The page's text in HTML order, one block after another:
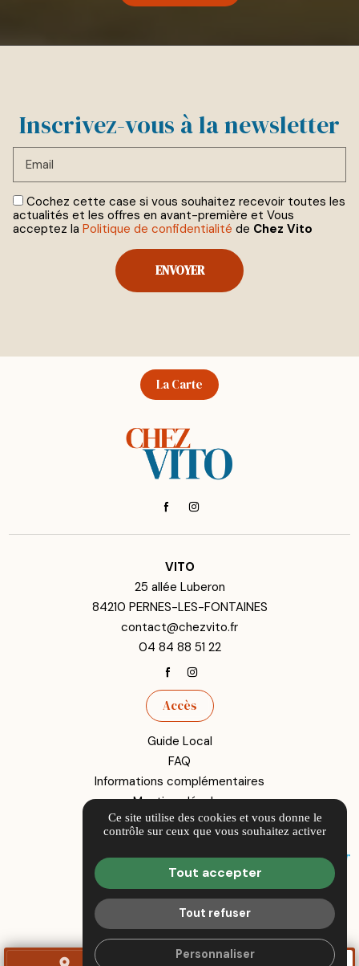
Inscrivez-vous à la newsletter
Email
Cochez cette case si vous souhaitez recevoir toutes les
actualités et les offres en avant-première et Vous
acceptez la Politique de confidentialité de Chez Vito
La Carte
VITO
25 allée Luberon
84210 PERNES-LES-FONTAINES
contact@chezvito.fr
04 84 88 51 22
Accès
Guide Local
FAQ
Informations complémentaires
Mentions légales
Politique de confidentialité
Gestion des cookies
Ce site utilise des cookies et vous donne le
contrôle sur ceux que vous souhaitez activer
Tout accepter
Tout refuser
Personnaliser